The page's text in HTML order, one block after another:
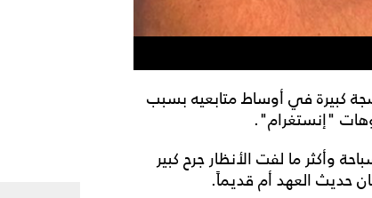
ضجة كبيرة في أوساط متابعيه بسبب
"إنستغرام".
وأكثر ما لفت الأنظار جرح كبير
حديث العهد أم قديماً.